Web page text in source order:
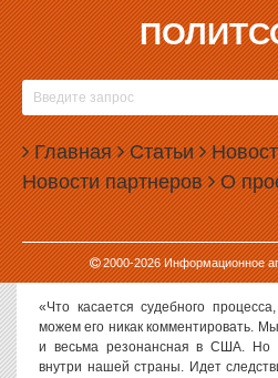
Главная Статьи
Новости партнеров О
2000-2026Информационное
26.06.2024, 17:52
В КРЕМЛЕ
ЖУРНАЛИСТА
СУДЯТ В ЕКАТЕРИНБУРГЕ
Пресс-секретарь президента
дело американского журналиста
РФ такого резонанса, как за рубежом.
Слова Песковаприводитгазета
«Что касается судебного
можем его никак комментировать.
и весьма резонансная в США. Но
внутри нашей страны. Идет